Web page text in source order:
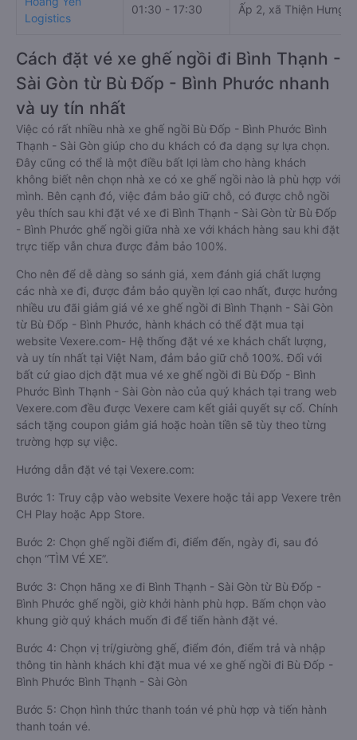
Logistics
01:30 - 17:30 Ấp 2, xã Thiện Hưng
Cách đặt vé xe ghế ngồi đi Bình Thạnh -
Sài Gòn từ Bù Đốp - Bình Phước nhanh
và uy tín nhất
Việc có rất nhiều nhà xe ghế ngồi Bù Đốp - Bình Phước Bình
Thạnh - Sài Gòn giúp cho du khách có đa dạng sự lựa chọn.
Đây cũng có thể là một điều bất lợi làm cho hàng khách
không biết nên chọn nhà xe có xe ghế ngồi nào là phù hợp với
mình. Bên cạnh đó, việc đảm bảo giữ chỗ, có được chỗ ngồi
yêu thích sau khi đặt vé xe đi Bình Thạnh - Sài Gòn từ Bù Đốp
- Bình Phước ghế ngồi giữa nhà xe với khách hàng sau khi đặt
trực tiếp vẫn chưa được đảm bảo 100%.
Cho nên để dễ dàng so sánh giá, xem đánh giá chất lượng
các nhà xe đi, được đảm bảo quyền lợi cao nhất, được hưởng
nhiều ưu đãi giảm giá vé xe ghế ngồi đi Bình Thạnh - Sài Gòn
từ Bù Đốp - Bình Phước, hành khách có thể đặt mua tại
website Vexere.com- Hệ thống đặt vé xe khách chất lượng,
và uy tín nhất tại Việt Nam, đảm bảo giữ chỗ 100%. Đối với
bất cứ giao dịch đặt mua vé xe ghế ngồi đi Bù Đốp - Bình
Phước Bình Thạnh - Sài Gòn nào của quý khách tại trang web
Vexere.com đều được Vexere cam kết giải quyết sự cố. Chính
sách tặng coupon giảm giá hoặc hoàn tiền sẽ tùy theo từng
trường hợp sự việc.
Hướng dẫn đặt vé tại Vexere.com:
Bước 1: Truy cập vào website Vexere hoặc tải app Vexere trên
CH Play hoặc App Store.
Bước 2: Chọn ghế ngồi điểm đi, điểm đến, ngày đi, sau đó
chọn “TÌM VÉ XE”.
Bước 3: Chọn hãng xe đi Bình Thạnh - Sài Gòn từ Bù Đốp -
Bình Phước ghế ngồi, giờ khởi hành phù hợp. Bấm chọn vào
khung giờ quý khách muốn đi để tiến hành đặt vé.
Bước 4: Chọn vị trí/giường ghế, điểm đón, điểm trả và nhập
thông tin hành khách khi đặt mua vé xe ghế ngồi đi Bù Đốp -
Bình Phước Bình Thạnh - Sài Gòn
Bước 5: Chọn hình thức thanh toán vé phù hợp và tiến hành
thanh toán vé.